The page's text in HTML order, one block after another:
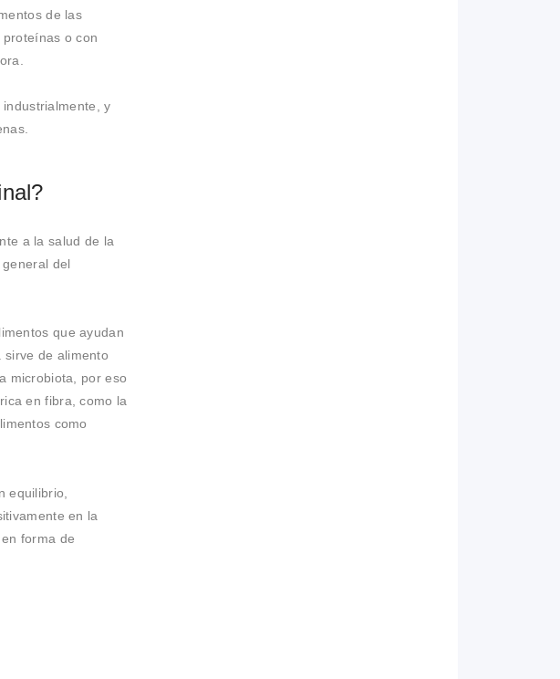
de las
o con
y
a la salud de la
del
que ayudan
de alimento
microbiota, por eso
en fibra, como la
como
equilibrio,
en la
forma de